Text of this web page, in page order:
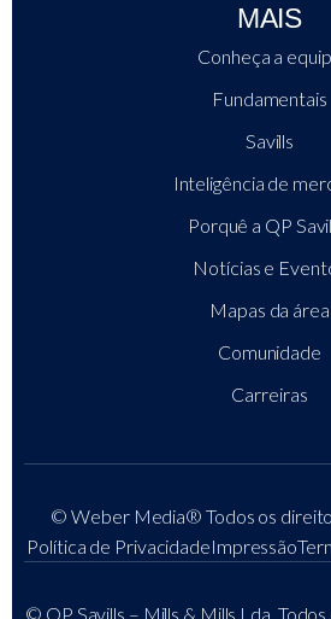
MAIS
Conheça a
Fundamentais
Savills
Inteligência de
Porquê a QP
Notícias e
Mapas da área
Comunidade
Carreiras
© Weber Media® Todos os
Política de PrivacidadeImpressão
© QP Savills – Mills & Mills Lda.